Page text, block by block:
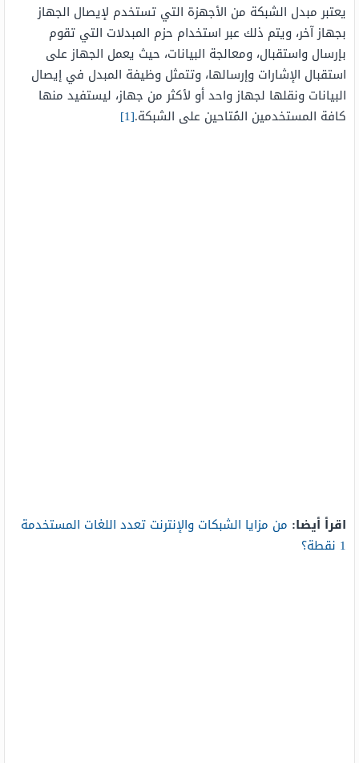
يعتبر مبدل الشبكة من الأجهزة التي تستخدم لإيصال الجهاز
بجهاز آخر، ويتم ذلك عبر استخدام حزم المبدلات التي تقوم
بإرسال واستقبال، ومعالجة البيانات، حيث يعمل الجهاز على
استقبال الإشارات وإرسالها، وتتمثل وظيفة المبدل في إيصال
البيانات ونقلها لجهاز واحد أو لأكثر من جهاز، ليستفيد منها
كافة المستخدمين المُتاحين على الشبكة.[1]
اقرأ أيضا: من مزايا الشبكات والإنترنت تعدد اللغات المستخدمة
1 نقطة؟